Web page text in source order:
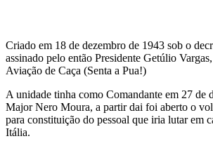
Criado em 18 de dezembro de 1943 sob o
assinado pelo então Presidente Getúlio
Aviação de Caça (Senta a Pua!)
A unidade tinha como Comandante em 27 de
Major Nero Moura, a partir dai foi aberto o
para constituição do pessoal que iria lutar em
Itália.